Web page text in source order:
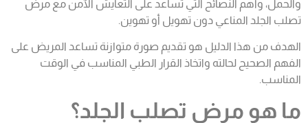
والحمل، وأهم النصائح التي تساعد على التعايش الآمن مع مرض
تصلب الجلد المناعي دون تهويل أو تهوين.
الهدف من هذا الدليل هو تقديم صورة متوازنة تساعد المريض على
الفهم الصحيح لحالته واتخاذ القرار الطبي المناسب في الوقت
المناسب.
ما هو مرض تصلب الجلد؟